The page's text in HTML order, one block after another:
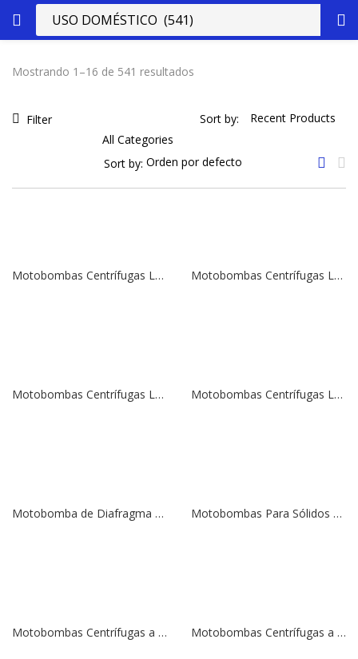
Mostrando 1–16 de 541 resultados
Filter Sort by:
Sort by:
Motobombas Centrífugas Leo, Modelo LPG20-2H | 6,5 HP | 2″ x 2″ Motobombas Centrífugas Leo, Modelo LGP30 | 6,5 HP | 3″ x 3″
Motobombas Centrífugas Leo, Modelo LGP20 | 5,5 HP | 2″ x 2″ Motobombas Centrífugas Leo, Modelo LPG10 | 1,6 HP | 1″ x 1″
Motobomba de Diafragma DAISHIN-HONDA, Modelo SMD-80HX | 5,5 HP | 3″ x 3″ Motobombas Para Sólidos DAISHIN-HONDA, Modelo SST-80HX | 5,5 HP | 3″ x 3″
Motobombas Centrífugas a Gasolina DAISHIN-HONDA, Modelo SCH-5050HX | 5.5 HP | 2″ Motobombas Centrífugas a Gasolina DAISHIN-HONDA, Modelo SCR-100HX | 8 HP | 4″